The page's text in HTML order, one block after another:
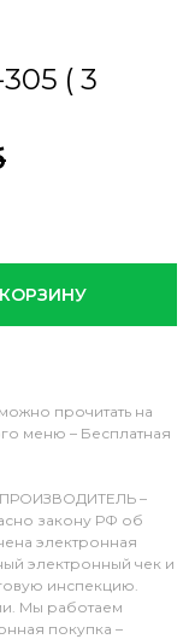
( 3
прочитать на
меню – Бесплатная
–
закону РФ об
электронная
электронный чек и
инспекцию.
Мы работаем
покупка –